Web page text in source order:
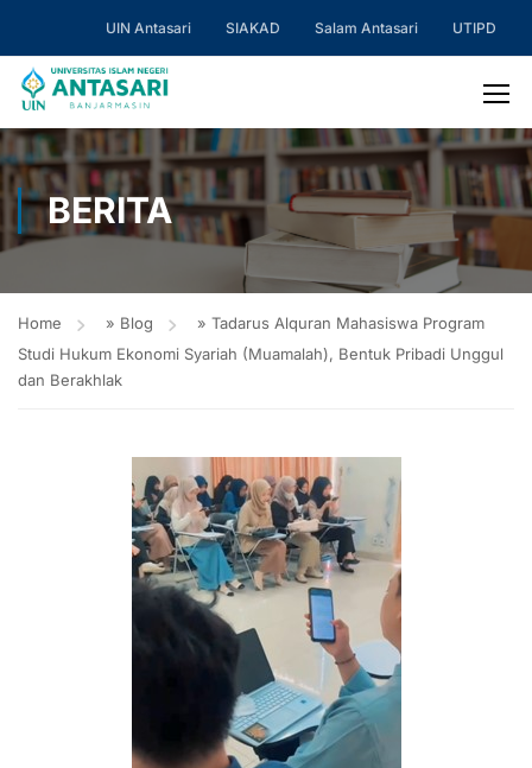
UIN Antasari SIAKAD Salam Antasari UTIPD
BERITA
Home » Blog » Tadarus Alquran Mahasiswa Program
Studi Hukum Ekonomi Syariah (Muamalah), Bentuk Pribadi Unggul
dan Berakhlak